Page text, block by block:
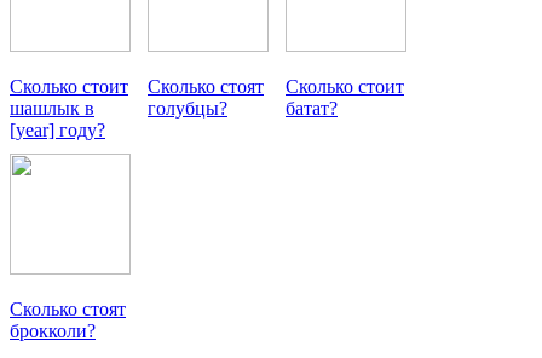
Сколько стоит
шашлык в
[year] году?
Сколько стоят
голубцы?
Сколько стоит
батат?
Сколько стоят
брокколи?